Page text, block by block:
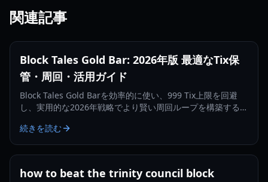
関連記事
Block Tales Gold Bar: 2026年版 最適なTix保
管・周回・活用ガイド
Block Tales Gold Barを効率的に使い、999 Tix上限を回避
し、実用的な2026年戦略でより賢い周回ループを構築する方
続きを読む
how to beat the trinity council block